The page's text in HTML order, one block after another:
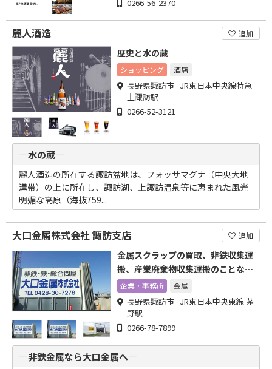
0266-56-2370
麗人酒造 追加
歴史と水の蔵
ショッピング 酒店
長野県諏訪市 JR東日本中央線特急
上諏訪駅
0266-52-3121
―水の蔵―
麗人酒造の所在する諏訪盆地は、フォッサマグナ（中央大地
溝帯）の上に所在し、諏訪湖、上諏訪温泉等に恵まれた風光
明媚な高原（海抜759...
大口金属株式会社 諏訪支店 追加
金属スクラップの買取、非鉄収集運
搬、産業廃棄物収集運搬のことなら
当社にお任せください!
企業・事務所 金属
長野県諏訪市 JR東日本中央東線 茅
野駅
0266-78-7899
―非鉄金属なら大口金属へ―